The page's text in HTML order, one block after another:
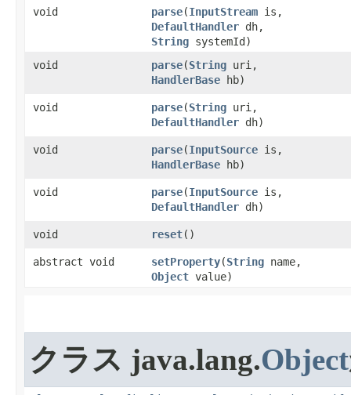
void parse​(InputStream is,
DefaultHandler dh,
String systemId)
void
parse​(String uri,
HandlerBase hb)
void parse​(String uri,
DefaultHandler dh)
void parse​(InputSource is,
HandlerBase hb)
void parse​(InputSource is,
DefaultHandler dh)
void reset​()
abstract void setProperty​(String name,
Object value)
クラス java.lang.Object